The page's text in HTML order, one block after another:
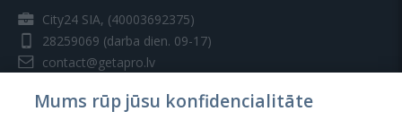
City24 SIA, (40003692375)
28259069 (darba dien. 09-17)
contact@getapro.lv
Mums rūp jūsu konfidencialitāte